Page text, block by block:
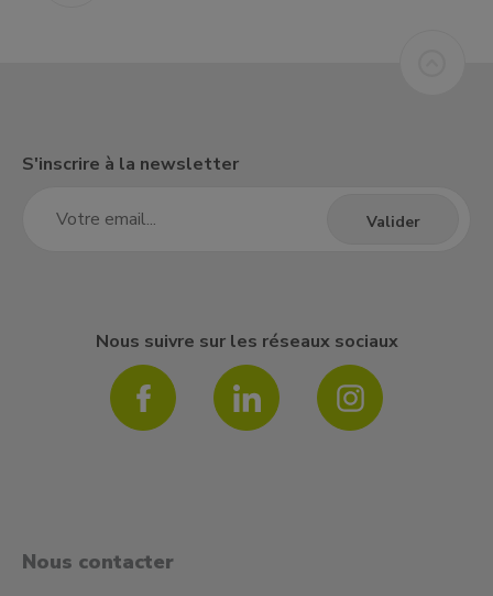
S'inscrire à la newsletter
Nous suivre sur les réseaux sociaux
Nous contacter